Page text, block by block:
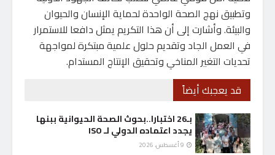
وتطبيق نهج الصحة الواحدة لحماية الإنسان والحيوان
والبيئة. وأشارت إلى أن هذا التكريم يمثل دافعا للاستمرار
في العمل الجاد وتقديم حلول علمية مبتكرة لمواجهة
تحديات التغير المناخي وتحقيق الإنتاج المستدام.
قد يعجبك أيضاً
بـ26 اختبارا..بحوث الصحة الحيوانية ببنها
يجدد اعتماده الدولي لـ ISO